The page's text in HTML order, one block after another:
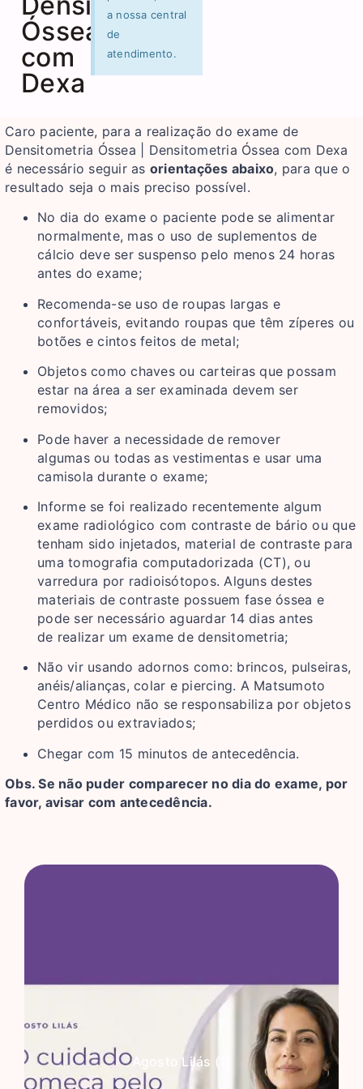
Óssea
com
Dexa
a nossa central
de
atendimento.
Agosto Lilás (1)
Caro paciente, para a realização do exame de
Densitometria Óssea | Densitometria Óssea com Dexa
é necessário seguir as orientações abaixo, para que o
resultado seja o mais preciso possível.
No dia do exame o paciente pode se alimentar
normalmente, mas o uso de suplementos de
cálcio deve ser suspenso pelo menos 24 horas
antes do exame;
Recomenda-se uso de roupas largas e
confortáveis, evitando roupas que têm zíperes ou
botões e cintos feitos de metal;
Objetos como chaves ou carteiras que possam
estar na área a ser examinada devem ser
removidos;
Pode haver a necessidade de remover
algumas ou todas as vestimentas e usar uma
camisola durante o exame;
Informe se foi realizado recentemente algum
exame radiológico com contraste de bário ou que
tenham sido injetados, material de contraste para
uma tomografia computadorizada (CT), ou
varredura por radioisótopos. Alguns destes
materiais de contraste possuem fase óssea e
pode ser necessário aguardar 14 dias antes
de realizar um exame de densitometria;
Não vir usando adornos como: brincos, pulseiras,
anéis/alianças, colar e piercing. A Matsumoto
Centro Médico não se responsabiliza por objetos
perdidos ou extraviados;
Chegar com 15 minutos de antecedência.
Obs. Se não puder comparecer no dia do exame, por
favor, avisar com antecedência.